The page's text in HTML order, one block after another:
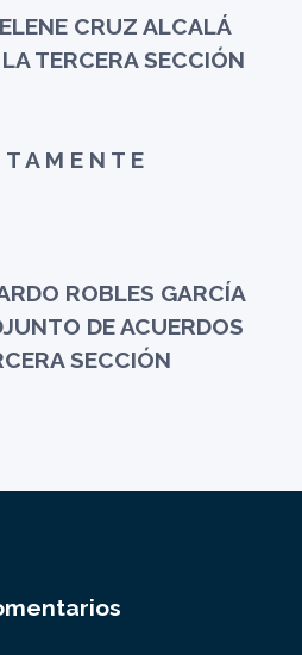
CRUZ ALCALÁ
TERCERA SECCIÓN
T A M E N T E
ROBLES GARCÍA
DE ACUERDOS
SECCIÓN